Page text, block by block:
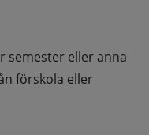
semester eller anna
förskola eller